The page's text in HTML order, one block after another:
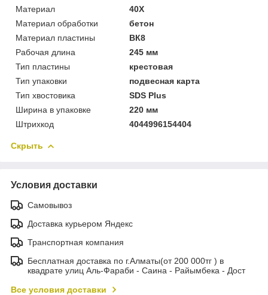
Материал
40Х
Материал обработки
бетон
Материал пластины
ВК8
Рабочая длина
245 мм
Тип пластины
крестовая
Тип упаковки
подвесная карта
Тип хвостовика
SDS Plus
Ширина в упаковке
220 мм
Штрихкод
4044996154404
Скрыть
Условия доставки
Самовывоз
Доставка курьером Яндекс
Транспортная компания
Бесплатная доставка по г.Алматы(от 200 000тг ) в
квадрате улиц Аль-Фараби - Саина - Райымбека - Дост
Все условия доставки